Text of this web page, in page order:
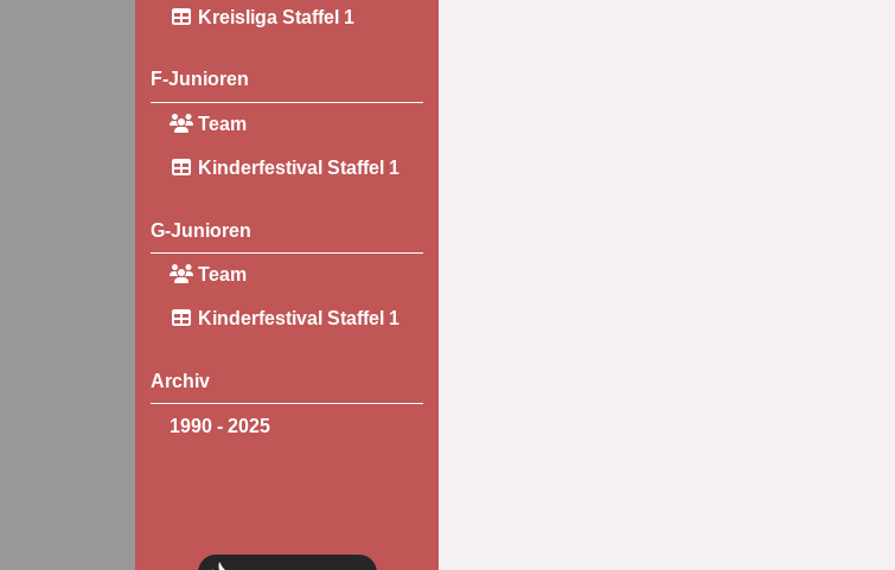
Kreisliga Staffel 1
F-Junioren
Team
Kinderfestival Staffel 1
G-Junioren
Team
Kinderfestival Staffel 1
Archiv
1990 - 2025